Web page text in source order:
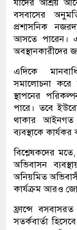
যাদের আশ্রয়
বসবাসের
প্রশাসনিক
আসতে পারেন।
অবস্থানকারীদের
এদিকে
সমালোচনা করে
স্থাপনের
পারে। তবে
থাকার আইনগত
ব্যবস্থাকে
বিশ্লেষকদের
অভিবাসন
অনিয়মিত
কার্যক্রম আরও
ফ্রান্সে
সতর্কবার্তা